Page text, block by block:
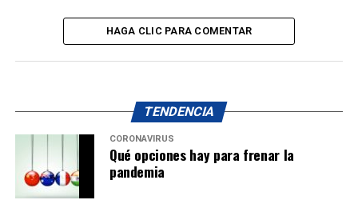
HAGA CLIC PARA COMENTAR
TENDENCIA
CORONAVIRUS
Qué opciones hay para frenar la
pandemia